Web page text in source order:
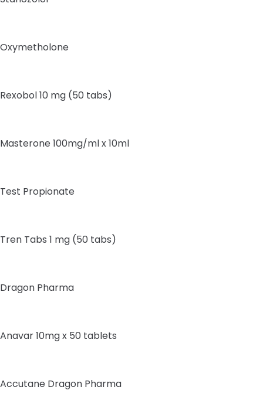
Oxymetholone
Rexobol 10 mg (50 tabs)
Masterone 100mg/ml x 10ml
Test Propionate
Tren Tabs 1 mg (50 tabs)
Dragon Pharma
Anavar 10mg x 50 tablets
Accutane Dragon Pharma